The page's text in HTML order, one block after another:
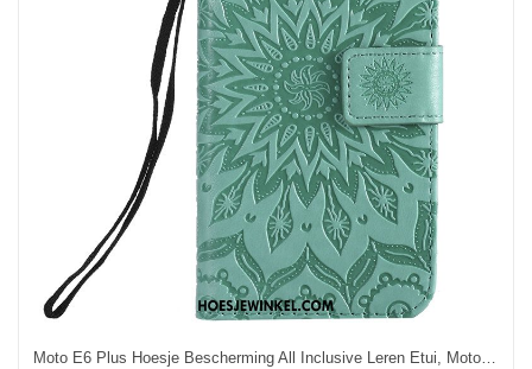
Moto E6 Plus Hoesje Bescherming All Inclusive Leren Etui, Moto E6 Plus Hoesje Zacht Clamshell